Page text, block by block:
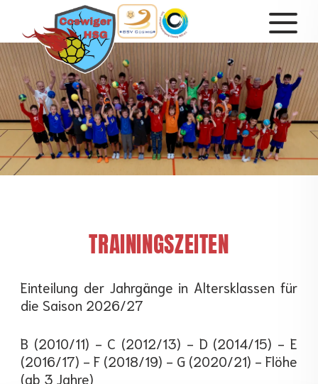
TRAININGSZEITEN
Einteilung der Jahrgänge in Altersklassen für
die Saison 2026/27
B (2010/11) - C (2012/13) - D (2014/15) - E
(2016/17) - F (2018/19) - G (2020/21) - Flöhe
(ab 3 Jahre)